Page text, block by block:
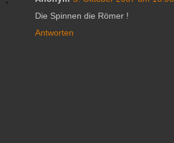
Die Spinnen die Römer !
Antworten